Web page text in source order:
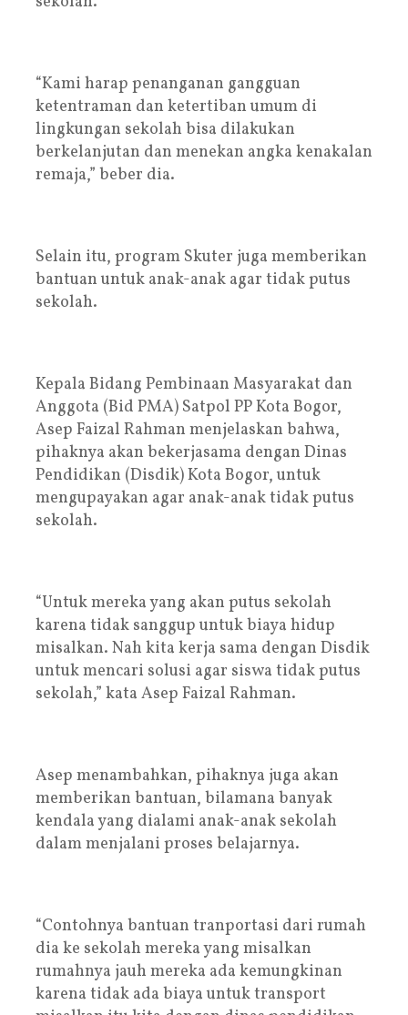
“Kami harap penanganan gangguan
ketentraman dan ketertiban umum di
lingkungan sekolah bisa dilakukan
berkelanjutan dan menekan angka kenakalan
remaja,” beber dia.
Selain itu, program Skuter juga memberikan
bantuan untuk anak-anak agar tidak putus
sekolah.
Kepala Bidang Pembinaan Masyarakat dan
Anggota (Bid PMA) Satpol PP Kota Bogor,
Asep Faizal Rahman menjelaskan bahwa,
pihaknya akan bekerjasama dengan Dinas
Pendidikan (Disdik) Kota Bogor, untuk
mengupayakan agar anak-anak tidak putus
sekolah.
“Untuk mereka yang akan putus sekolah
karena tidak sanggup untuk biaya hidup
misalkan. Nah kita kerja sama dengan Disdik
untuk mencari solusi agar siswa tidak putus
sekolah,” kata Asep Faizal Rahman.
Asep menambahkan, pihaknya juga akan
memberikan bantuan, bilamana banyak
kendala yang dialami anak-anak sekolah
dalam menjalani proses belajarnya.
“Contohnya bantuan tranportasi dari rumah
dia ke sekolah mereka yang misalkan
rumahnya jauh mereka ada kemungkinan
karena tidak ada biaya untuk transport